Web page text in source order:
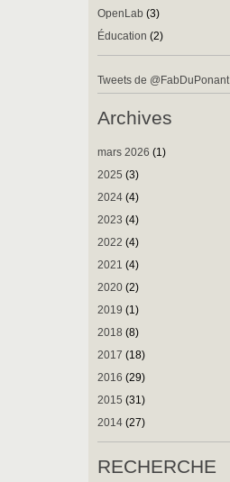
OpenLab (3)
Éducation (2)
Tweets de @FabDuPonant
Archives
mars 2026 (1)
2025 (3)
2024 (4)
2023 (4)
2022 (4)
2021 (4)
2020 (2)
2019 (1)
2018 (8)
2017 (18)
2016 (29)
2015 (31)
2014 (27)
RECHERCHE